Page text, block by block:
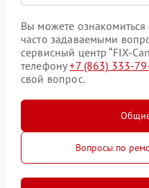
Вы можете
часто задаваемыми
сервисный центр “FIX-
телефону+7 (863) 333-
свой вопрос.
Вопросы по